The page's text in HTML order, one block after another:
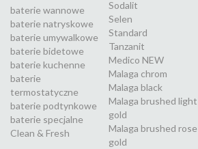
baterie wannowe
baterie natryskowe
baterie umywalkowe
baterie bidetowe
baterie kuchenne
baterie
termostatyczne
baterie podtynkowe
baterie specjalne
Clean & Fresh
Sodalit
Selen
Standard
Tanzanit
Medico NEW
Malaga chrom
Malaga black
Malaga brushed light
gold
Malaga brushed rose
gold